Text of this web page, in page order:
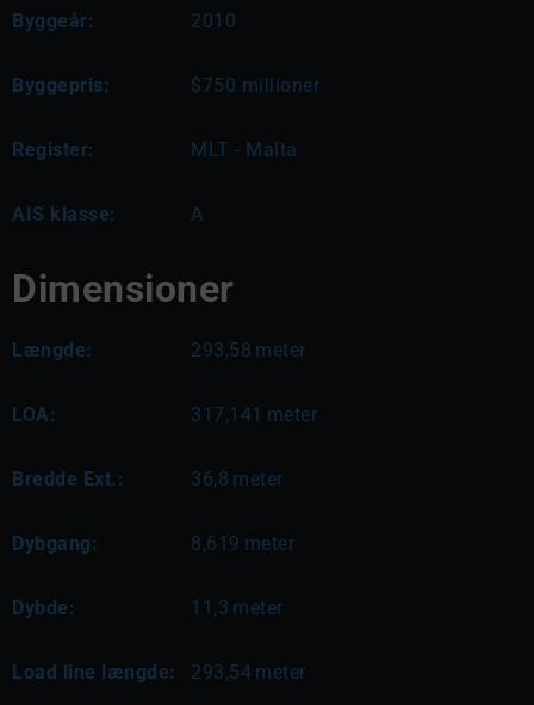
Byggeår: 2010
Byggepris: $750 millioner
Register: MLT - Malta
AIS klasse: A
Dimensioner
Længde: 293,58 meter
LOA: 317,141 meter
Bredde Ext.: 36,8 meter
Dybgang: 8,619 meter
Dybde: 11,3 meter
Load line længde: 293,54 meter